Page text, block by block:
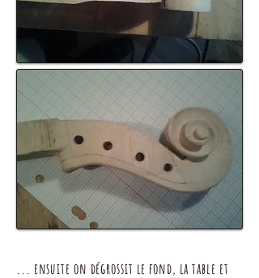
... ensuite on dégrossit le fond, la table et